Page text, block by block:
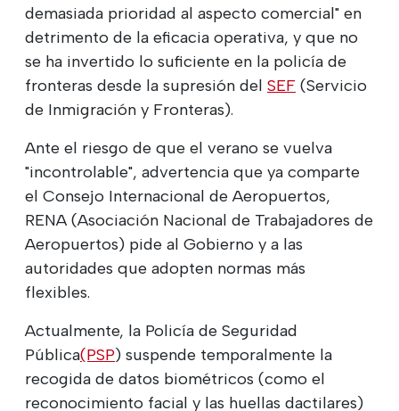
demasiada prioridad al aspecto comercial" en
detrimento de la eficacia operativa, y que no
se ha invertido lo suficiente en la policía de
fronteras desde la supresión del SEF (Servicio
de Inmigración y Fronteras).
Ante el riesgo de que el verano se vuelva
"incontrolable", advertencia que ya comparte
el Consejo Internacional de Aeropuertos,
RENA (Asociación Nacional de Trabajadores de
Aeropuertos) pide al Gobierno y a las
autoridades que adopten normas más
flexibles.
Actualmente, la Policía de Seguridad
Pública(PSP) suspende temporalmente la
recogida de datos biométricos (como el
reconocimiento facial y las huellas dactilares)